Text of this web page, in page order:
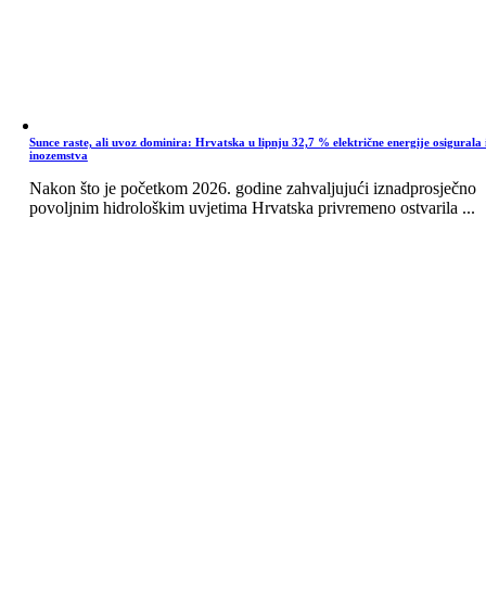
Sunce raste, ali uvoz dominira: Hrvatska u lipnju 32,7 % električne energije osigurala
inozemstva
Nakon što je početkom 2026. godine zahvaljujući iznadprosječno
povoljnim hidrološkim uvjetima Hrvatska privremeno ostvarila ...